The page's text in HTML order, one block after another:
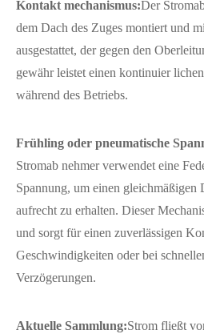
Kontakt mechanismus:Der
dem Dach des Zuges montiert und
ausgestattet, der gegen den
gewähr leistet einen kontinuier
während des Betriebs.
Frühling oder pneumatische
Stromab nehmer verwendet eine
Spannung, um einen gleichmäßigen
aufrecht zu erhalten. Dieser
und sorgt für einen zuverlässigen
Geschwindigkeiten oder bei
Verzögerungen.
Aktuelle Sammlung:Strom fließt